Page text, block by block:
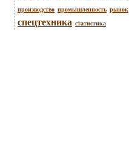
производство промышленность рынок
спецтехника статистика